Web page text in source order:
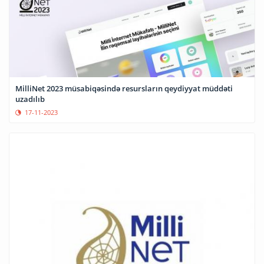
MilliNet 2023 müsabiqəsində resursların qeydiyyat müddəti
uzadılıb
17-11-2023